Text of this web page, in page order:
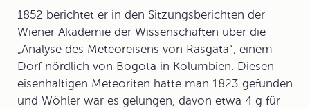
1852 berichtet er in den Sitzungsberichten der
Wiener Akademie der Wissenschaften über die
„Analyse des Meteoreisens von Rasgata“, einem
Dorf nördlich von Bogota in Kolumbien. Diesen
eisenhaltigen Meteoriten hatte man 1823 gefunden
und Wöhler war es gelungen, davon etwa 4 g für